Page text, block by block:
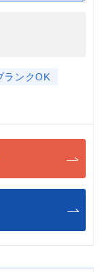
ランクOK